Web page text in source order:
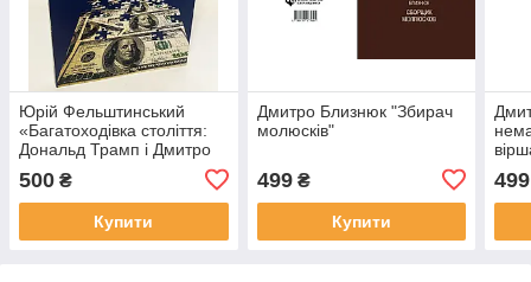
Юрій Фельштинський
«Багатоходівка cтоліття:
Дональд Трамп і Дмитро
Риболовлєв на повідку у
Кремля»
500 ₴
Купити
Дмитро Близнюк "Збирач
молюсків"
499₴
Купити
499